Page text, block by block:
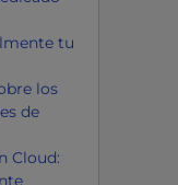
tu
los
de
Cloud: